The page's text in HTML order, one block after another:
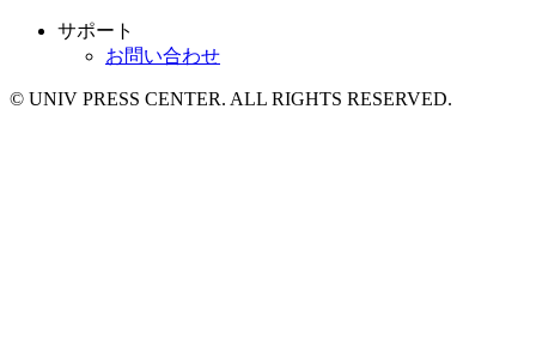
サポート
お問い合わせ
© UNIV PRESS CENTER. ALL RIGHTS RESERVED.